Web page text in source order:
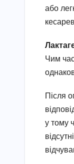
або
Чим
Після
у тому